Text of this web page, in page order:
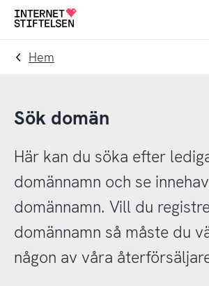
Till
navigering
Till
innehåll
Till
Hem
Sök domän
Här kan du söka efter
domännamn och se
domännamn. Vill du
domännamn så måste du
någon av våra